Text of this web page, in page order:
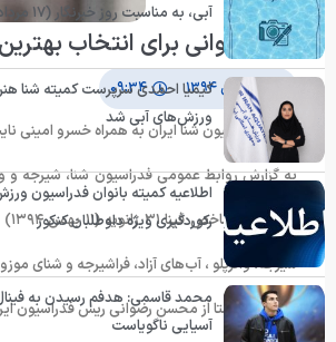
سفر رضوانی برای انتخاب
۱۰ بهمن ۱۳۹۴ ۰۹:۳۴
رییس فدراسیون شنا ایران به همراه خسرو امینی
به گزارش روابط عمومی فدراسیون شنا، شیرجه و
شیرجه، واترپلو ، آب‌های آزاد، فراشیرجه و شنای
در همین راستا از محسن رضوانی ریس فدراسیون
آبی، به مناسبت روز خبرنگار (۱۷ مرداد)
کیمیا احمدی سرپرست کمیته شنا
ورزش‌های آبی شد
اطلاعیه کمیته بانوان فدراسیون
رکوردگیری ویژه داوطلبان کنکور
آسیایی ناگویاست